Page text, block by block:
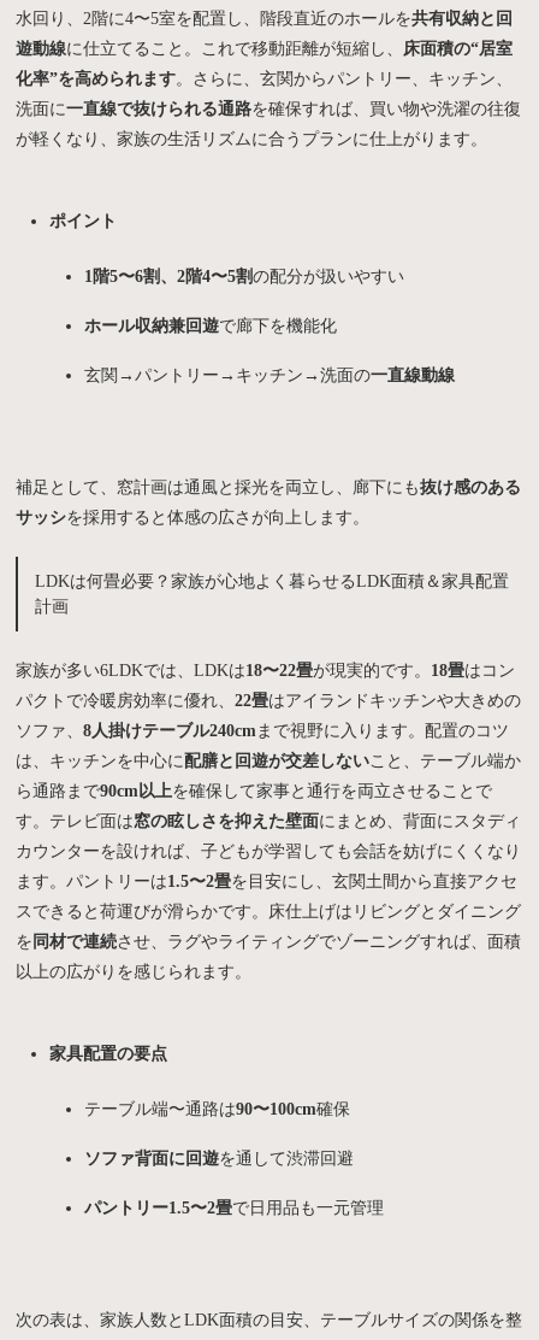
水回り、2階に4〜5室を配置し、階段直近のホールを共有収納と回
遊動線に仕立てること。これで移動距離が短縮し、 床面積の“居室
化率”を高められます。さらに、玄関からパントリー、キッチン、
洗面に一直線で抜けられる通路を確保すれば、買い物や洗濯の往復
が軽くなり、家族の生活リズムに合うプランに仕上がります。
ポイント
1階5〜6割、2階4〜5割の配分が扱いやすい
ホール収納兼回遊で廊下を機能化
玄関→パントリー→キッチン→洗面の一直線動線
補足として、窓計画は通風と採光を両立し、廊下にも抜け感のある
サッシを採用すると体感の広さが向上します。
LDKは何畳必要？家族が心地よく暮らせるLDK面積＆家具配置
計画
家族が多い6LDKでは、LDKは18〜22畳が現実的です。 18畳はコン
パクトで冷暖房効率に優れ、22畳はアイランドキッチンや大きめの
ソファ、8人掛けテーブル240cmまで視野に入ります。配置のコツ
は、キッチンを中心に配膳と回遊が交差しないこと、テーブル端か
ら通路まで90cm以上を確保して家事と通行を両立させることで
す。テレビ面は窓の眩しさを抑えた壁面にまとめ、背面にスタディ
カウンターを設ければ、子どもが学習しても会話を妨げにくくなり
ます。パントリーは1.5〜2畳を目安にし、玄関土間から直接アクセ
スできると荷運びが滑らかです。床仕上げはリビングとダイニング
を 同材で連続させ、ラグやライティングでゾーニングすれば、面積
以上の広がりを感じられます。
家具配置の要点
テーブル端〜通路は90〜100cm確保
ソファ背面に回遊を通して渋滞回避
パントリー1.5〜2畳で日用品も一元管理
次の表は、家族人数とLDK面積の目安、テーブルサイズの関係を整